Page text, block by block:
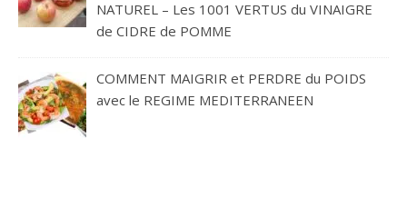
NATUREL – Les 1001 VERTUS du VINAIGRE
de CIDRE de POMME
COMMENT MAIGRIR et PERDRE du POIDS
avec le REGIME MEDITERRANEEN